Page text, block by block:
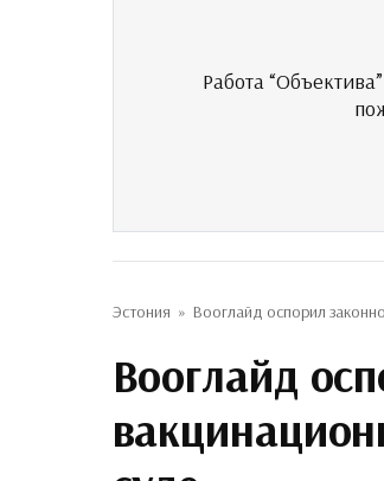
Работа
Эстония » Вооглайд оспорил
Вооглайд